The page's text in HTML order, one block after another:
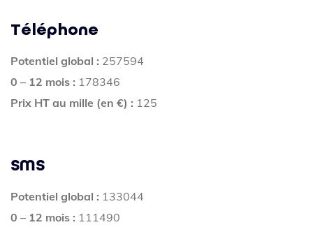
Téléphone
Potentiel global : 257594
0 – 12 mois : 178346
Prix HT au mille (en €) : 125
SMS
Potentiel global : 133044
0 – 12 mois : 111490